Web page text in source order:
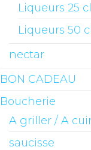
Liqueurs 25 cl
Liqueurs 50 cl
nectar
BON CADEAU
Boucherie
A griller / A
saucisse